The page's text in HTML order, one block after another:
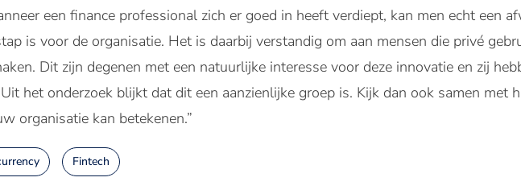
een finance professional zich er goed in heeft verdiept, kan men echt een
is voor de organisatie. Het is daarbij verstandig om aan mensen die privé
Dit zijn degenen met een natuurlijke interesse voor deze innovatie en zij
het onderzoek blijkt dat dit een aanzienlijke groep is. Kijk dan ook samen met
organisatie kan betekenen.”
Fintech